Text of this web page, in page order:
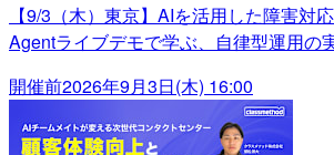
【9/3（木）東京】AIを活用した障害対
Agentライブデモで学ぶ、自律型運用の
開催前2026年9月3日(木) 16:00